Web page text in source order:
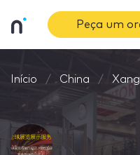
Peça um
Início China